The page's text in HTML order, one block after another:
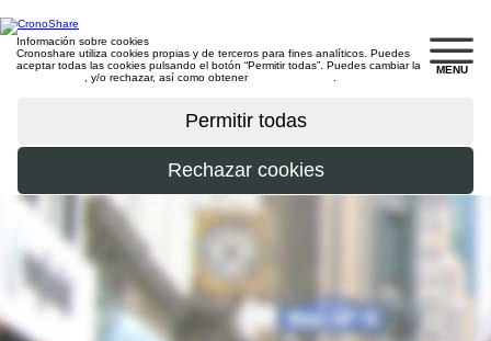
MENU
Información sobre cookies
Cronoshare utiliza cookies propias y de terceros para fines analíticos. Puedes
aceptar todas las cookies pulsando el botón “Permitir todas”. Puedes cambiar la
, y/o rechazar, así como obtener